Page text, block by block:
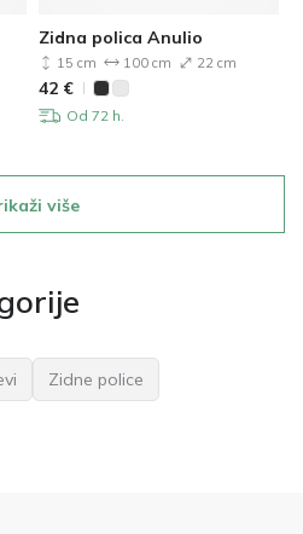
Zidna polica Anulio
15 cm 100 cm 22 cm
42 €
Od 72 h.
više
Zidne police